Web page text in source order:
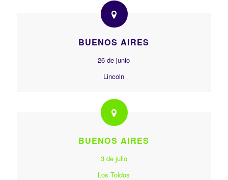
BUENOS AIRES
26 de junio
Lincoln
BUENOS AIRES
3 de julio
Los Toldos